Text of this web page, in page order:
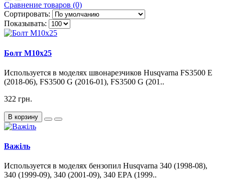
Сравнение товаров (0)
Сортировать:
Показывать:
Болт М10х25
Используется в моделях швонарезчиков Husqvarna FS3500 E
(2018-06), FS3500 G (2016-01), FS3500 G (201..
322 грн.
В корзину
Важіль
Используется в моделях бензопил Husqvarna 340 (1998-08),
340 (1999-09), 340 (2001-09), 340 EPA (1999..